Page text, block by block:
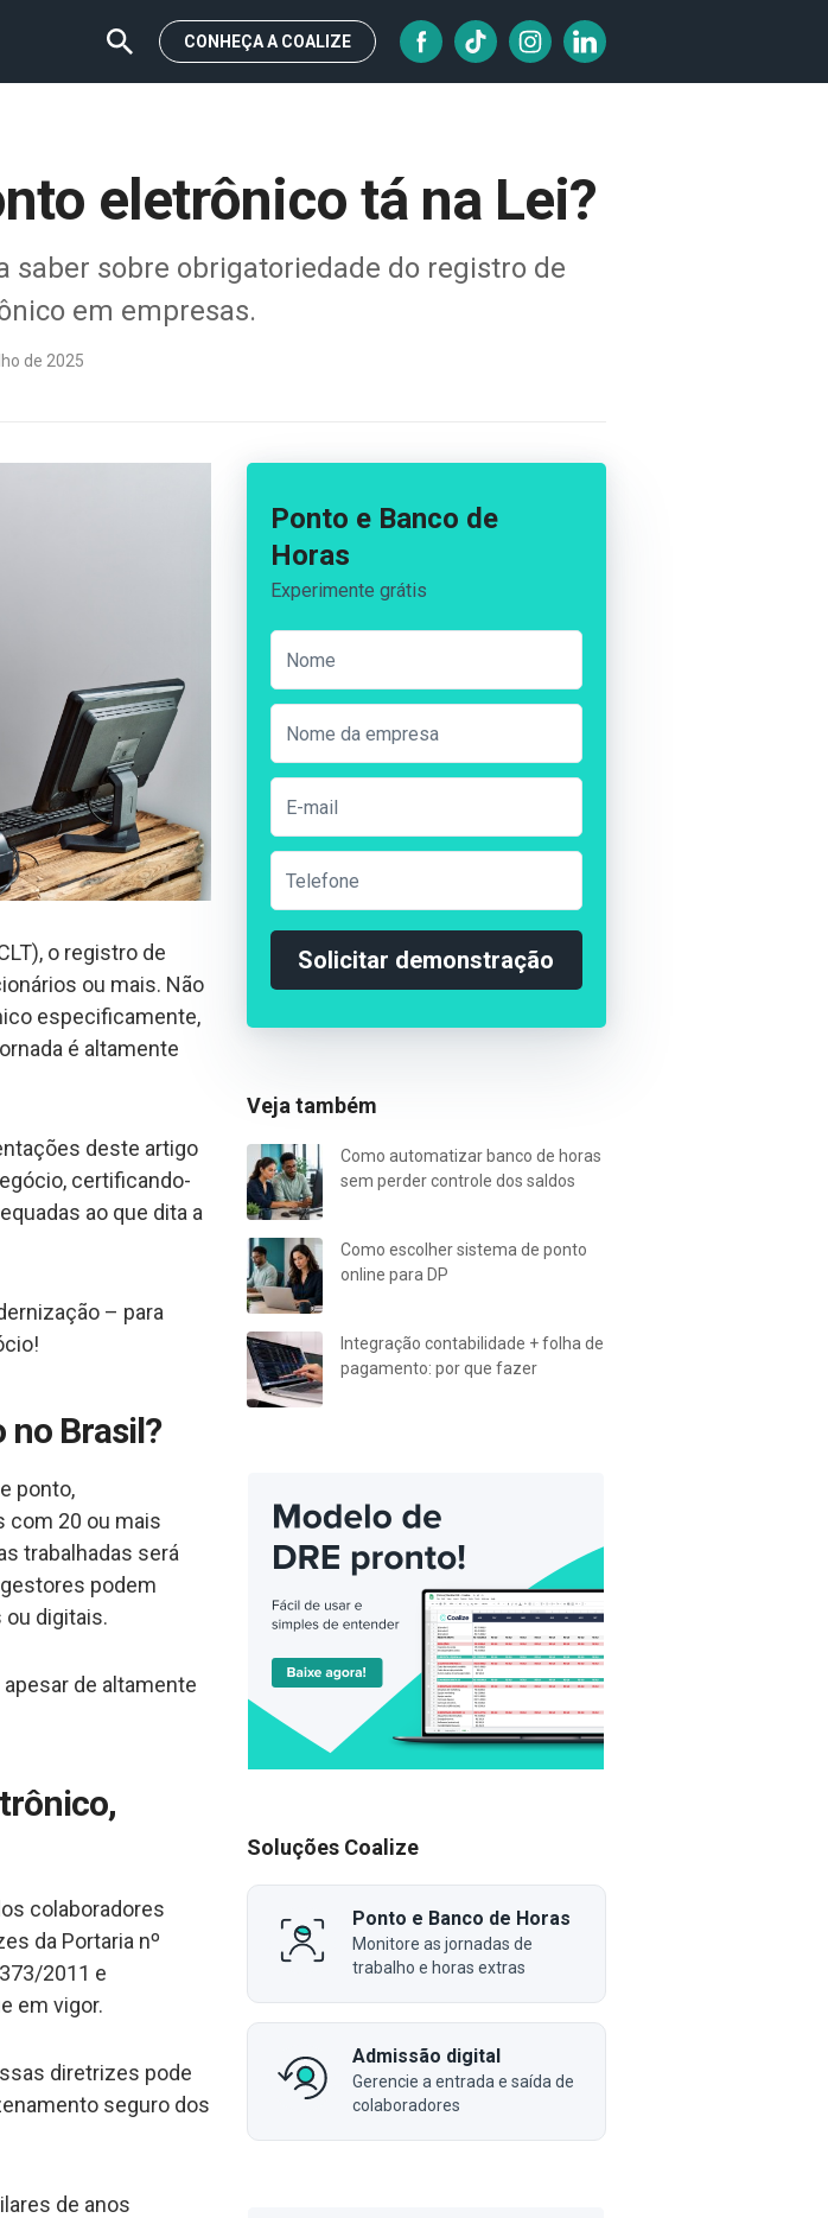
CONHEÇA A COALIZE
eletrônico tá na Lei?
saber sobre obrigatoriedade do registro de
em empresas.
de 2025
o registro de
ou mais. Não
especificamente,
é altamente
deste artigo
certificando-
ao que dita a
– para
Brasil?
ponto,
com 20 ou mais
trabalhadas será
podem
digitais.
de altamente
colaboradores
da Portaria nº
2011 e
em vigor.
diretrizes pode
seguro dos
de anos
Ponto e Banco de
Horas
Experimente grátis
Solicitar demonstração
Veja também
Como automatizar banco de horas
sem perder controle dos saldos
Como escolher sistema de ponto
online para DP
Integração contabilidade + folha de
pagamento: por que fazer
Soluções Coalize
Ponto e Banco de Horas
Monitore as jornadas de
trabalho e horas extras
Admissão digital
Gerencie a entrada e saída de
colaboradores